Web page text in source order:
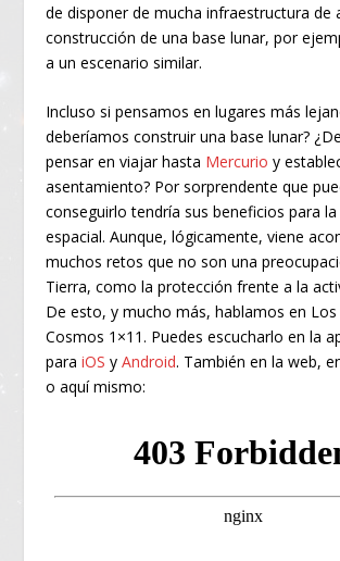
de disponer de mucha infraestructura de
construcción de una base lunar, por
a un escenario similar.
Incluso si pensamos en lugares más
deberíamos construir una base lunar?
pensar en viajar hasta Mercurio y
asentamiento? Por sorprendente que
conseguirlo tendría sus beneficios para
espacial. Aunque, lógicamente, viene
muchos retos que no son una
Tierra, como la protección frente a la
De esto, y mucho más, hablamos en
Cosmos 1×11. Puedes escucharlo en la
paraiOS yAndroid. También en la web,
o aquí mismo: